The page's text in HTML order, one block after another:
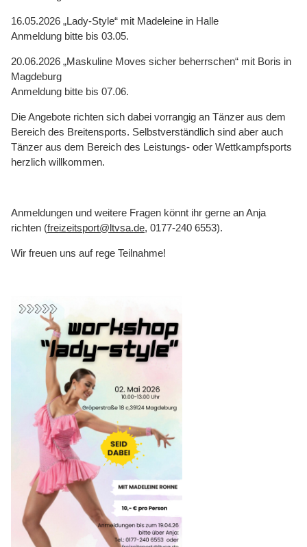
16.05.2026 „Lady-Style“ mit Madeleine in Halle
Anmeldung bitte bis 03.05.
20.06.2026 „Maskuline Moves sicher beherrschen“ mit Boris in
Magdeburg
Anmeldung bitte bis 07.06.
Die Angebote richten sich dabei vorrangig an Tänzer aus dem
Bereich des Breitensports. Selbstverständlich sind aber auch
Tänzer aus dem Bereich des Leistungs- oder Wettkampfsports
herzlich willkommen.
Anmeldungen und weitere Fragen könnt ihr gerne an Anja
richten (freizeitsport@ltvsa.de, 0177-240 6553).
Wir freuen uns auf rege Teilnahme!